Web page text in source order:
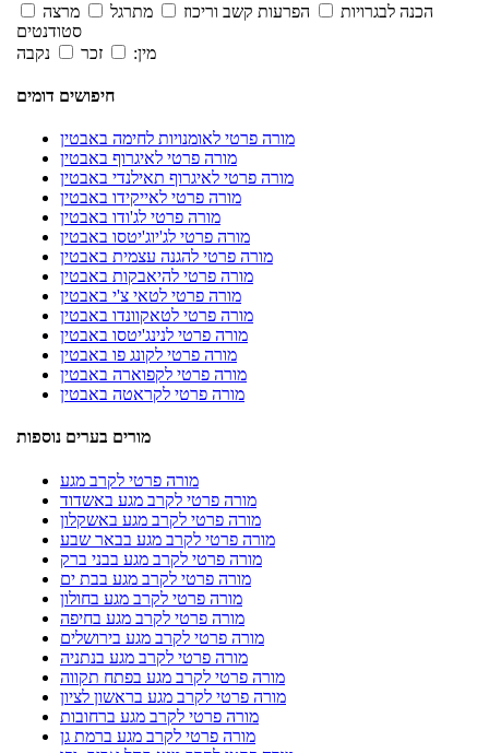
הכנה לבגרויות
הפרעות קשב וריכוז מתרגל
מרצה
סטודנטים
מין:
זכר נקבה
חיפושים דומים
מורה פרטי לאומנויות לחימה באבטין
מורה פרטי לאיגרוף באבטין
מורה פרטי לאיגרוף תאילנדי באבטין
מורה פרטי לאייקידו באבטין
מורה פרטי לג'ודו באבטין
מורה פרטי לג'יוג'יטסו באבטין
מורה פרטי להגנה עצמית באבטין
מורה פרטי להיאבקות באבטין
מורה פרטי לטאי צ'י באבטין
מורה פרטי לטאקוונדו באבטין
מורה פרטי לנינג'יטסו באבטין
מורה פרטי לקונג פו באבטין
מורה פרטי לקפוארה באבטין
מורה פרטי לקראטה באבטין
מורים בערים נוספות
מורה פרטי לקרב מגע
מורה פרטי לקרב מגע באשדוד
מורה פרטי לקרב מגע באשקלון
מורה פרטי לקרב מגע בבאר שבע
מורה פרטי לקרב מגע בבני ברק
מורה פרטי לקרב מגע בבת ים
מורה פרטי לקרב מגע בחולון
מורה פרטי לקרב מגע בחיפה
מורה פרטי לקרב מגע בירושלים
מורה פרטי לקרב מגע בנתניה
מורה פרטי לקרב מגע בפתח תקווה
מורה פרטי לקרב מגע בראשון לציון
מורה פרטי לקרב מגע ברחובות
מורה פרטי לקרב מגע ברמת גן